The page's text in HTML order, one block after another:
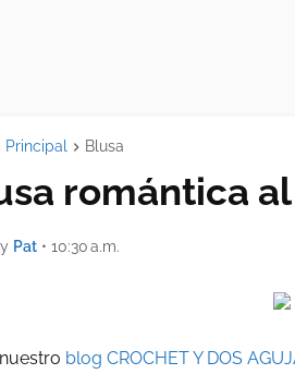
Principal Blusa
romántica
Pat • 10:30 a.m.
blog CROCHET Y DOS